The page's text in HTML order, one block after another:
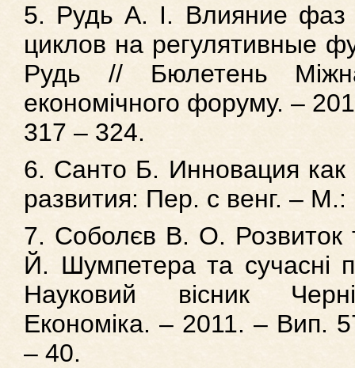
5. Рудь А. І. Влияние фаз
циклов на регулятивные
Рудь // Бюлетень
економічного форуму. –
317 – 324.
6. Санто Б. Инновация как
развития: Пер. с венг. –
7. Соболєв В. О. Розвиток
Й. Шумпетера та сучасні
Науковий вісник
Економіка. – 2011. – Вип.
– 40.